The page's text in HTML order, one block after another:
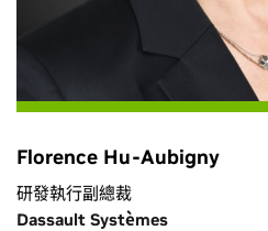
Florence Hu-Aubigny
研發執行副總裁
Dassault Systèmes